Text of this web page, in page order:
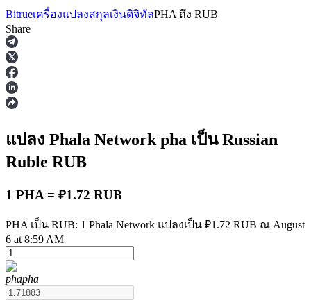
ฟิวเจอร์ส
ฟิวเจอร์ส USDT
ฟิวเจอร์สที่ใช้ USDT เป็นหลักประกัน
Bitrueเครื่องแปลงสกุลเงินดิจิทัลPHA ถึง RUB
Share
แปลง Phala Network pha เป็น Russian
Ruble RUB
1 PHA = ₽1.72 RUB
PHA เป็น RUB: 1 Phala Network แปลงเป็น ₽1.72 RUB ณ August
6 at 8:59 AM
phapha